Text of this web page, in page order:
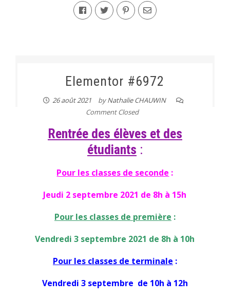
Elementor #6972
26 août 2021 byNathalie CHAUWIN
Comment Closed
Rentrée des élèves et des
étudiants :
Pour les classes de seconde :
Jeudi 2 septembre 2021 de 8h à 15h
Pour les classes de première :
Vendredi 3 septembre 2021 de 8h à 10h
Pour les classes de terminale :
Vendredi 3 septembre de 10h à 12h